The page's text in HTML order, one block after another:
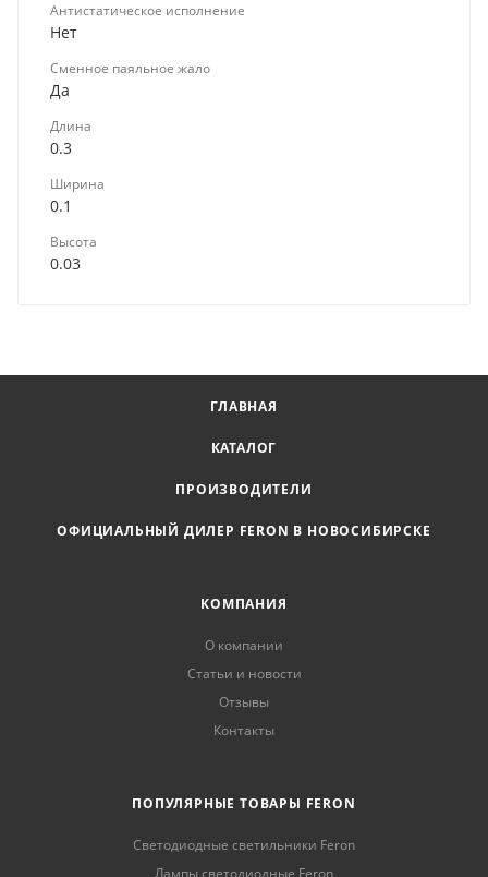
Антистатическое исполнение
Нет
Сменное паяльное жало
Да
Длина
0.3
Ширина
0.1
Высота
0.03
ГЛАВНАЯ
КАТАЛОГ
ПРОИЗВОДИТЕЛИ
ОФИЦИАЛЬНЫЙ ДИЛЕР FERON В НОВОСИБИРСКЕ
КОМПАНИЯ
О компании
Статьи и новости
Отзывы
Контакты
ПОПУЛЯРНЫЕ ТОВАРЫ FERON
Светодиодные светильники Feron
Лампы светодиодные Feron